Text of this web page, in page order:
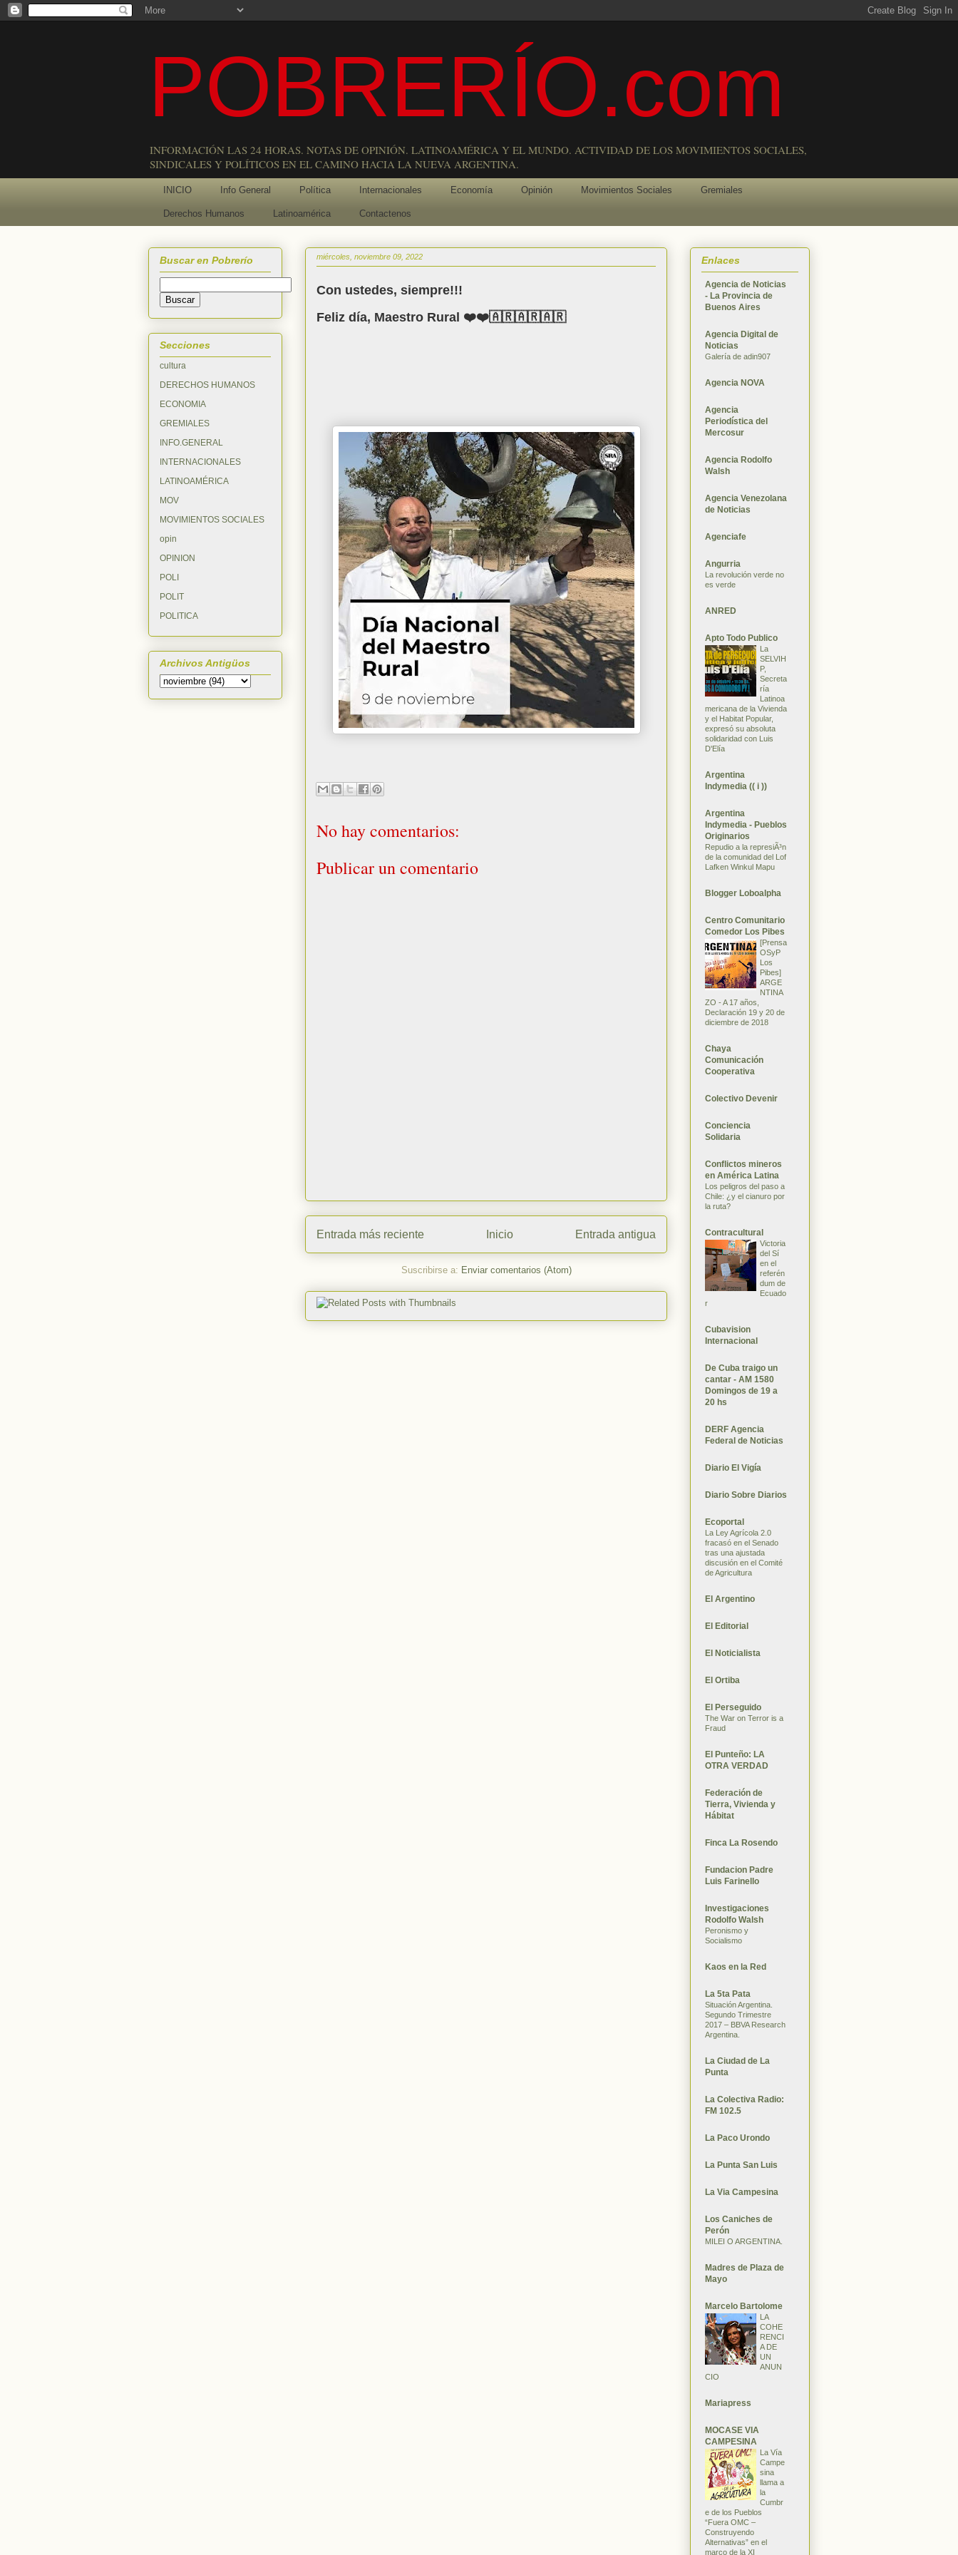
POBRERÍO.com
INFORMACIÓN LAS 24 HORAS. NOTAS DE OPINIÓN. LATINOAMÉRICA Y EL MUNDO. ACTIVIDAD DE LOS MOVIMIENTOS SOCIALES,
SINDICALES Y POLÍTICOS EN EL CAMINO HACIA LA NUEVA ARGENTINA.
INICIO Info General Política Internacionales Economía Opinión Movimientos Sociales Gremiales
Derechos Humanos Latinoamérica Contactenos
miércoles, noviembre 09, 2022
Con ustedes, siempre!!!
Feliz día, Maestro Rural ❤️❤️🇦🇷🇦🇷🇦🇷
No hay comentarios:
Publicar un comentario
Entrada más reciente Entrada antigua
Inicio
Suscribirse a: Enviar comentarios (Atom)
Buscar en Pobrerío
Secciones
cultura
DERECHOS HUMANOS
ECONOMIA
GREMIALES
INFO.GENERAL
INTERNACIONALES
LATINOAMÉRICA
MOV
MOVIMIENTOS SOCIALES
opin
OPINION
POLI
POLIT
POLITICA
Archivos Antigüos
Enlaces
Agencia de Noticias
- La Provincia de
Buenos Aires
Agencia Digital de
Noticias
Galería de adin907
Agencia NOVA
Agencia
Periodística del
Mercosur
Agencia Rodolfo
Walsh
Agencia Venezolana
de Noticias
Agenciafe
Angurria
La revolución verde no
es verde
ANRED
Apto Todo Publico
La
SELVIH
P,
Secreta
ría
Latinoa
mericana de la Vivienda
y el Habitat Popular,
expresó su absoluta
solidaridad con Luis
D'Elía
Argentina
Indymedia (( i ))
Argentina
Indymedia - Pueblos
Originarios
Repudio a la represiÃ³n
de la comunidad del Lof
Lafken Winkul Mapu
Blogger Loboalpha
Centro Comunitario
Comedor Los Pibes
[Prensa
OSyP
Los
Pibes]
ARGE
NTINA
ZO - A 17 años,
Declaración 19 y 20 de
diciembre de 2018
Chaya
Comunicación
Cooperativa
Colectivo Devenir
Conciencia
Solidaria
Conflictos mineros
en América Latina
Los peligros del paso a
Chile: ¿y el cianuro por
la ruta?
Contracultural
Victoria
del Sí
en el
referén
dum de
Ecuado
r
Cubavision
Internacional
De Cuba traigo un
cantar - AM 1580
Domingos de 19 a
20 hs
DERF Agencia
Federal de Noticias
Diario El Vigía
Diario Sobre Diarios
Ecoportal
La Ley Agrícola 2.0
fracasó en el Senado
tras una ajustada
discusión en el Comité
de Agricultura
El Argentino
El Editorial
El Noticialista
El Ortiba
El Perseguido
The War on Terror is a
Fraud
El Punteño: LA
OTRA VERDAD
Federación de
Tierra, Vivienda y
Hábitat
Finca La Rosendo
Fundacion Padre
Luis Farinello
Investigaciones
Rodolfo Walsh
Peronismo y
Socialismo
Kaos en la Red
La 5ta Pata
Situación Argentina.
Segundo Trimestre
2017 – BBVA Research
Argentina.
La Ciudad de La
Punta
La Colectiva Radio:
FM 102.5
La Paco Urondo
La Punta San Luis
La Via Campesina
Los Caniches de
Perón
MILEI O ARGENTINA.
Madres de Plaza de
Mayo
Marcelo Bartolome
LA
COHE
RENCI
A DE
UN
ANUN
CIO
Mariapress
MOCASE VIA
CAMPESINA
La Vía
Campe
sina
llama a
la
Cumbr
e de los Pueblos
“Fuera OMC –
Construyendo
Alternativas” en el
marco de la XI